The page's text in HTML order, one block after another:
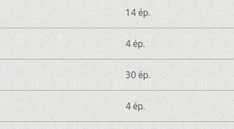
14 ép.
4 ép.
30 ép.
4 ép.